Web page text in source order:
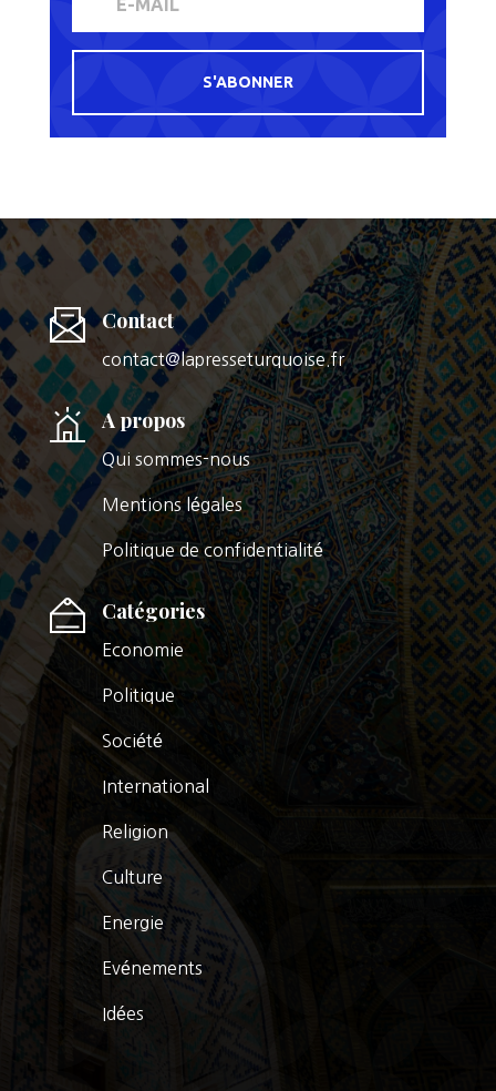
S'ABONNER
Contact
contact@lapresseturquoise.fr
A propos
Qui sommes-nous
Mentions légales
Politique de confidentialité
Catégories
Economie
Politique
Société
International
Religion
Culture
Energie
Evénements
Idées